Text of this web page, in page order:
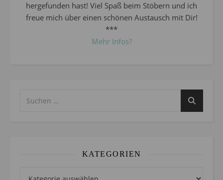
hergefunden hast! Viel Spaß beim Stöbern und ich
freue mich über einen schönen Austausch mit Dir!
***
Mehr Infos?
KATEGORIEN